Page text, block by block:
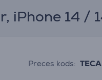
iPhone 14 /
Preces kods: